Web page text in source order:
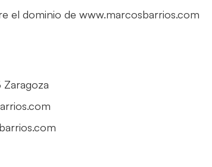
el dominio de www.marcosbarrios.com
Zaragoza